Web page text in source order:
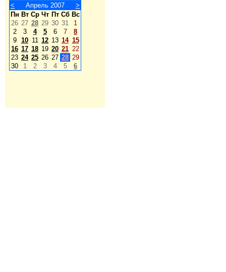
< Апрель 2007
>
Пн Вт Ср Чт Пт Сб Вс
26 27 28 29 30 31
1
2
3 4 5 6 7
8
9
10 11 12 13 14 15
16 17 18 19 20 21 22
23 24 25 26 27 28 29
30
1 2 3 4 5 6